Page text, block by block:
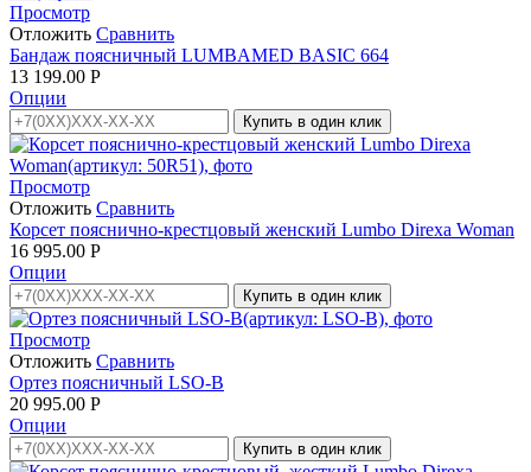
Просмотр
Отложить Сравнить
Бандаж поясничный LUMBAMED BASIC 664
13 199.00 Р
Опции
Купить в один клик
Просмотр
Отложить Сравнить
Корсет пояснично-крестцовый женский Lumbo Direxa Woman
16 995.00 Р
Опции
Купить в один клик
Просмотр
Отложить Сравнить
Ортез поясничный LSO-B
20 995.00 Р
Опции
Купить в один клик